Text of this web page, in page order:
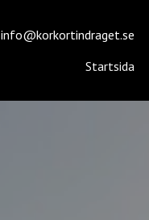
info@korkortindraget.se
Startsida